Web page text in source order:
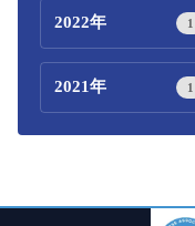
2022年 1
2021年 1